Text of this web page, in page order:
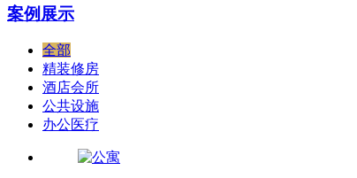
案例展示
全部
精装修房
酒店会所
公共设施
办公医疗